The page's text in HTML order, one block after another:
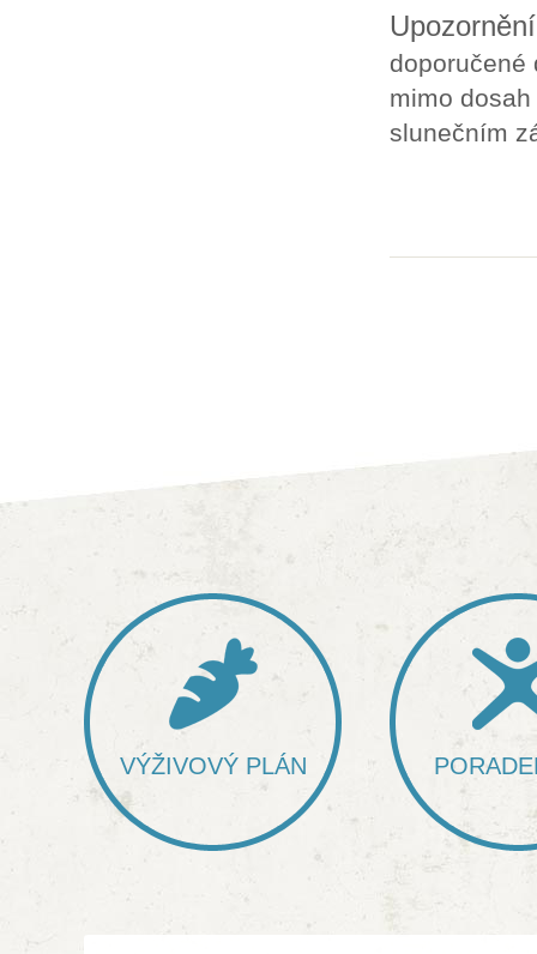
doporučené
mimo
slunečním
VÝŽIVOVÝ PLÁN